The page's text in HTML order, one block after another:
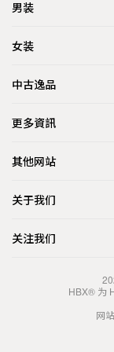
男装
女装
中古逸品
更多資訊
其他网站
关于我们
关注我们
HBX® 为
网